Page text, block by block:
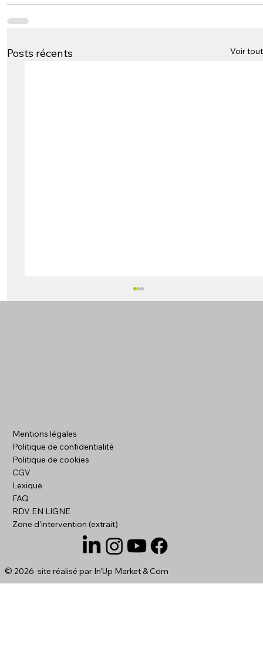
Posts récents Voir tout
dans l'Oise pour trouver plus de
chantiers
Mentions légales
Politique de confidentialité
Politique de cookies
CGV
Lexique
FAQ
RDV EN LIGNE
Zone d'intervention (extrait)
© 2026 site réalisé par In'Up Market & Com